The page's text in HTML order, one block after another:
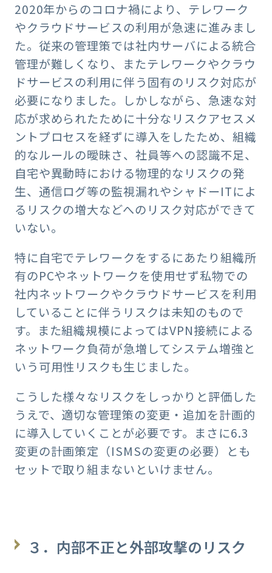
2020年からのコロナ禍により、テレワーク
やクラウドサービスの利用が急速に進みまし
た。従来の管理策では社内サーバによる統合
管理が難しくなり、またテレワークやクラウ
ドサービスの利用に伴う固有のリスク対応が
必要になりました。しかしながら、急速な対
応が求められたために十分なリスクアセスメ
ントプロセスを経ずに導入をしたため、組織
的なルールの曖昧さ、社員等への認識不足、
自宅や異動時における物理的なリスクの発
生、通信ログ等の監視漏れやシャドーITによ
るリスクの増大などへのリスク対応ができて
いない。
特に自宅でテレワークをするにあたり組織所
有のPCやネットワークを使用せず私物での
社内ネットワークやクラウドサービスを利用
していることに伴うリスクは未知のもので
す。また組織規模によってはVPN接続による
ネットワーク負荷が急増してシステム増強と
いう可用性リスクも生じました。
こうした様々なリスクをしっかりと評価した
うえで、適切な管理策の変更・追加を計画的
に導入していくことが必要です。まさに6.3
変更の計画策定（ISMSの変更の必要）とも
セットで取り組まないといけません。
３．内部不正と外部攻撃のリスク